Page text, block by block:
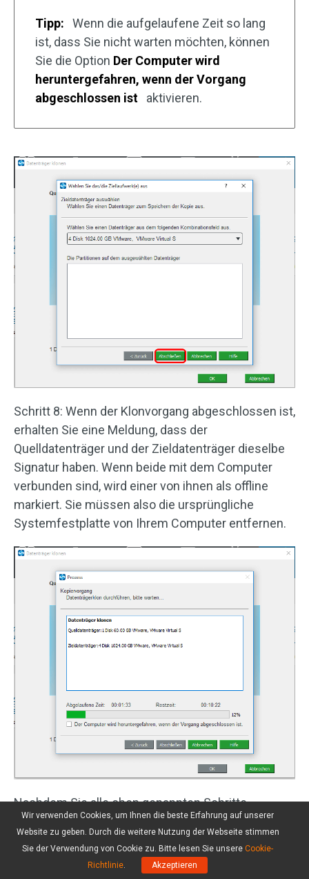
Tipp:
Wenn die aufgelaufene Zeit so lang
ist, dass Sie nicht warten möchten, können
Sie die Option Der Computer wird
heruntergefahren, wenn der Vorgang
abgeschlossen ist
aktivieren.
Schritt 8: Wenn der Klonvorgang abgeschlossen ist,
erhalten Sie eine Meldung, dass der
Quelldatenträger und der Zieldatenträger dieselbe
Signatur haben. Wenn beide mit dem Computer
verbunden sind, wird einer von ihnen als offline
markiert. Sie müssen also die ursprüngliche
Systemfestplatte von Ihrem Computer entfernen.
Nachdem Sie alle oben genannten Schritte
ausgeführt haben, haben Sie Ihr Betriebssystem
erfolgreich auf die 1 TB M.2 SSD migriert, ohne das
Betriebssystem neu zu installieren und Ihre Daten
Wir verwenden Cookies, um Ihnen die beste Erfahrung auf unserer
Website zu geben. Durch die weitere Nutzung der Webseite stimmen
Sie der Verwendung von Cookie zu. Bitte lesen Sie unsere Cookie-
Richtlinie. Akzeptieren